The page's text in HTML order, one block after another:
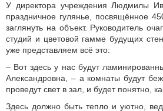
У директора учреждения Людмилы
праздничное гулянье, посвящённое
заглянуть на объект. Руководитель
студий и цветовой гамме будущих
уже представляем всё это:
– Вот здесь у нас будут
Александровна, – а комнаты будут
проведут свет в зал, и будет понятно,
Здесь должно быть тепло и уютно,